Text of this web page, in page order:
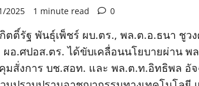
2025 1 minute read 0
ตติ์รัฐ พันธุ์เพ็ชร์ ผบ.ตร., พล.ต.อ.ธนา ชูว
อ.ศปอส.ตร. ได้ขับเคลื่อนนโยบายผ่าน
มสั่งการ บช.สอท. และ พล.ต.ท.อิทธิพล อั